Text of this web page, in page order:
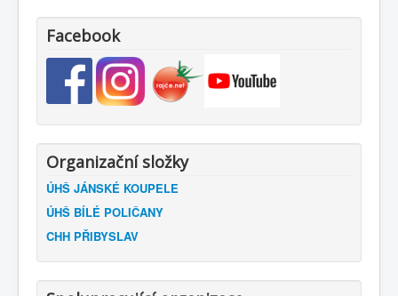
Facebook
Organizační složky
ÚHŠ JÁNSKÉ KOUPELE
ÚHŠ BÍLÉ POLIČANY
CHH PŘIBYSLAV